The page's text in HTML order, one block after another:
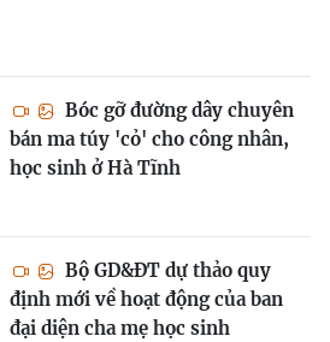
Bóc gỡ đường dây chuyên
bán ma túy 'cỏ' cho công nhân,
học sinh ở Hà Tĩnh
Bộ GD&ĐT dự thảo quy
định mới về hoạt động của ban
đại diện cha mẹ học sinh